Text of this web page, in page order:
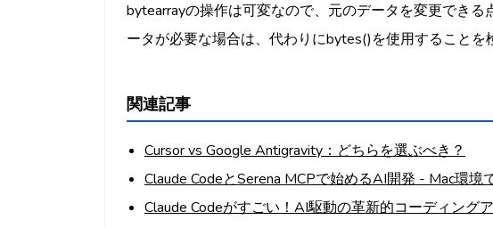
bytearrayの操作は可変なので、元のデータを変更でき
ータが必要な場合は、代わりにbytes()を使用することを
関連記事
Cursor vs Google Antigravity：どちらを選ぶべき？
Claude CodeとSerena MCPで始めるAI開発 - Mac環境
Claude Codeがすごい！AI駆動の革新的コーディング